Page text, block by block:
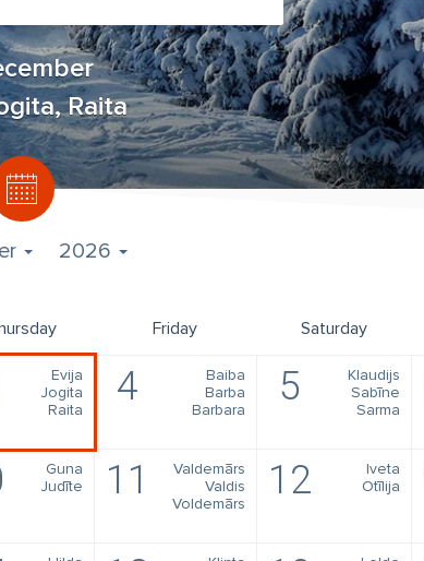
Raita
2026
Friday Saturday
Evija
Jogita
Raita
4
Baiba
Barba
Barbara
5
Klaudijs
Sabīne
Sarma
Guna
Judīte
11
Valdemārs
Valdis
Voldemārs
12
Iveta
Otīlija